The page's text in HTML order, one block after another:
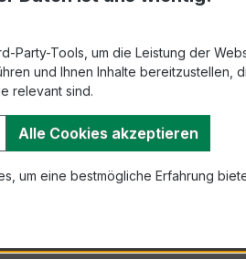
Breite
Primärnennstrom)
Party-Tools, um die Leistung der
und Ihnen Inhalte bereitzustellen,
relevant sind.
Alle Cookies akzeptieren
um eine bestmögliche Erfahrung